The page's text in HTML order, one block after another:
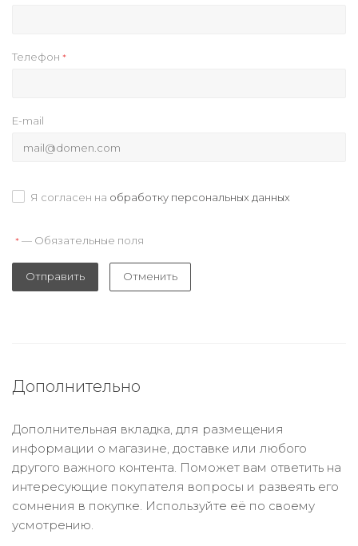
Телефон *
E-mail
Я согласен на обработку персональных данных
* — Обязательные поля
Отправить Отменить
Дополнительно
Дополнительная вкладка, для размещения
информации о магазине, доставке или любого
другого важного контента. Поможет вам ответить на
интересующие покупателя вопросы и развеять его
сомнения в покупке. Используйте её по своему
усмотрению.